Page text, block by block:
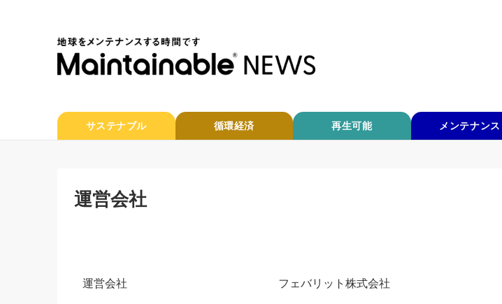
サステナブル 循環経済 再生可能 メンテナンス
運営会社
運営会社 フェバリット株式会社